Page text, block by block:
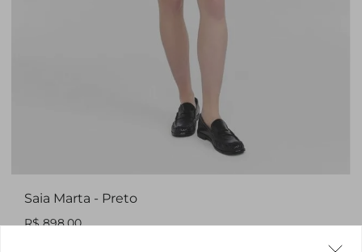
Saia Marta - Preto
R$ 898,00